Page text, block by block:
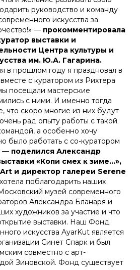
руководство и команду
искусства за
— прокомментировала
выставки и
Центра культуры и
им. Ю.А. Гагарина.
в прошлом году я праздновал в
с куратором из Рихтера
мастерские
с ними. И именно тогда
что скоро многие из них будут
рад опыту работы с такой
а особенно хочу
было работать с со-куратором
— поделился Александр
«Копи смех к зиме…»,
и директор галереи Serene
поблагодарить наших
музей современного
Александра Бланаря и
художников за участие и что
выставки. Наш Фонд
искусства AyarKut является
Синет Спарк и был
совместно с арт-
Зиновской. Фонд существует